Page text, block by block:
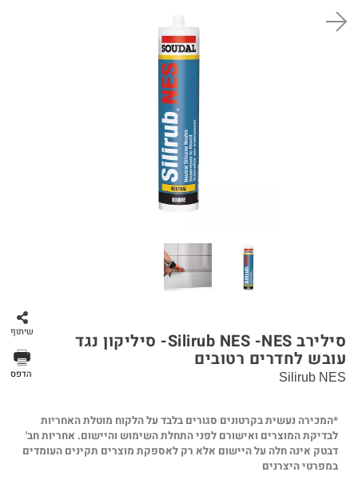
שיתוף סילירב Silirub NES -NES- סיליקון נגד
עובש לחדרים רטובים
הדפס Silirub NES
*המכירה נעשית בקרטונים סגורים בלבד על הלקוח מוטלת האחריות
לבדיקת המוצרים ואישורם לפני התחלת השימוש והיישום. אחריות חב'
דבטק אינה חלה על היישום אלא רק לאספקת מוצרים תקינים העומדים
במפרטי היצרנים
סל קניות